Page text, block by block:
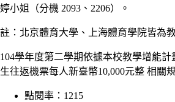
婷小姐（分機 2093、2206）。
註：北京體育大學、上海體育學院皆為
104學年度第二學期依據本校教學增能
生往返機票每人新臺幣10,000元整 相關
點閱率：1215